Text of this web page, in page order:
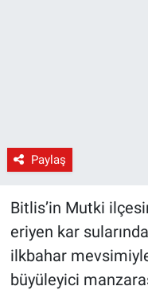
Paylaş
Bitlis’in Mutki
eriyen kar
ilkbahar
büyüleyici
Yerel